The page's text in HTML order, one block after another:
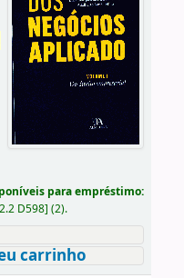
para empréstimo:
D598] (2).
carrinho